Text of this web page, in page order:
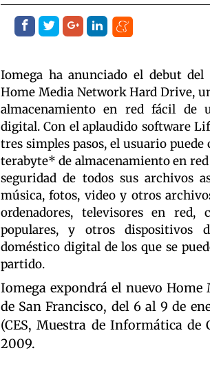
Iomega ha anunciado el debut
Home Media Network Hard Drive,
almacenamiento en red fácil de
digital. Con el aplaudido software
tres simples pasos, el usuario
terabyte* de almacenamiento en red
seguridad de todos sus archivos
música, fotos, video y otros
ordenadores, televisores en red,
populares, y otros dispositivos
doméstico digital de los que se
partido.
Iomega expondrá el nuevo
de San Francisco, del 6 al 9 de
(CES, Muestra de Informática de
2009.